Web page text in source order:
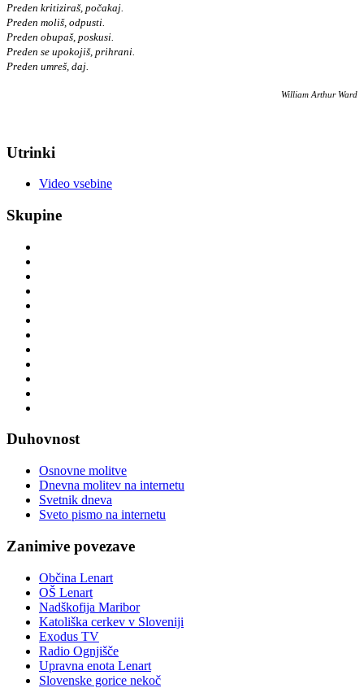
Preden kritiziraš, počakaj.
Preden moliš, odpusti.
Preden obupaš, poskusi.
Preden se upokojiš, prihrani.
Preden umreš, daj.
William Arthur Ward
Utrinki
Video vsebine
Skupine
Duhovnost
Osnovne molitve
Dnevna molitev na internetu
Svetnik dneva
Sveto pismo na internetu
Zanimive povezave
Občina Lenart
OŠ Lenart
Nadškofija Maribor
Katoliška cerkev v Sloveniji
Exodus TV
Radio Ognjišče
Upravna enota Lenart
Slovenske gorice nekoč